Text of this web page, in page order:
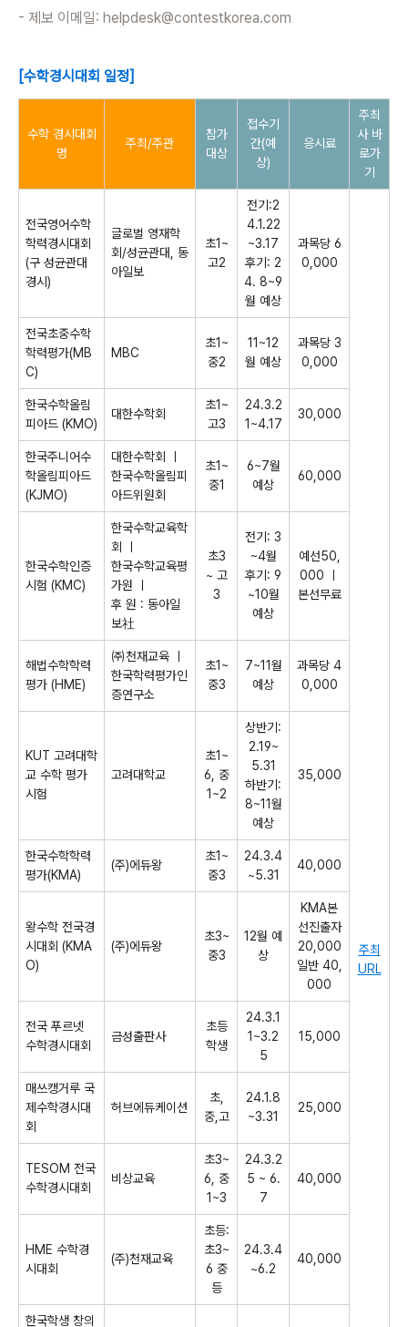
- 제보 이메일: helpdesk@contestkorea.com
[수학경시대회 일정]
수학 경시대회
명
주최/주관
참가
대상
접수기
간(예
상)
응시료
주최
사 바
로가
기
전국영어수학
학력경시대회
(구 성균관대
경시)
글로벌 영재학
회/성균관대, 동
아일보
초1~
고2
전기:2
4.1.22
~3.17
후기: 2
4. 8~9
월 예상
과목당 6
0,000
주최
URL
전국초중수학
학력평가(MB
C)
MBC
초1~
중2
11~12
월 예상
과목당 3
0,000
한국수학올림
피아드 (KMO)
대한수학회
초1~
고3
24.3.2
1~4.17
30,000
한국주니어수
학올림피아드
(KJMO)
대한수학회 ㅣ
한국수학올림피
아드위원회
초1~
중1
6~7월
예상
60,000
한국수학인증
시험 (KMC)
한국수학교육학
회 ㅣ
한국수학교육평
가원 ㅣ
후 원 : 동아일
보社
초3
~ 고
3
전기: 3
~4월
후기: 9
~10월
예상
예선50,
000 ㅣ
본선무료
해법수학학력
평가 (HME)
㈜천재교육 ㅣ
한국학력평가인
증연구소
초1~
중3
7~11월
예상
과목당 4
0,000
KUT 고려대학
교 수학 평가
시험
고려대학교
초1~
6, 중
1~2
상반기:
2.19~
5.31
하반기:
8~11월
예상
35,000
한국수학학력
평가(KMA)
(주)에듀왕
초1~
중3
24.3.4
~5.31
40,000
왕수학 전국경
시대회 (KMA
O)
(주)에듀왕
초3~
중3
12월 예
상
KMA본
선진출자
20,000
일반 40,
000
전국 푸르넷
수학경시대회
금성출판사
초등
학생
24.3.1
1~3.2
5
15,000
매쓰캥거루 국
제수학경시대
회
허브에듀케이션
초,
중,고
24.1.8
~3.31
25,000
TESOM 전국
수학경시대회
비상교육
초3~
6, 중
1~3
24.3.2
5 ~ 6.
7
40,000
HME 수학경
시대회
(주)천재교육
초등:
초3~
6 중
등
24.3.4
~6.2
40,000
한국학생 창의